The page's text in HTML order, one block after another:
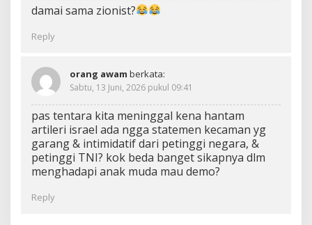
damai sama zionist?
Reply
orang awam berkata:
Sabtu, 13 Juni, 2026 pukul 09:41
pas tentara kita meninggal kena hantam
artileri israel ada ngga statemen kecaman yg
garang & intimidatif dari petinggi negara, &
petinggi TNI? kok beda banget sikapnya dlm
menghadapi anak muda mau demo?
Reply